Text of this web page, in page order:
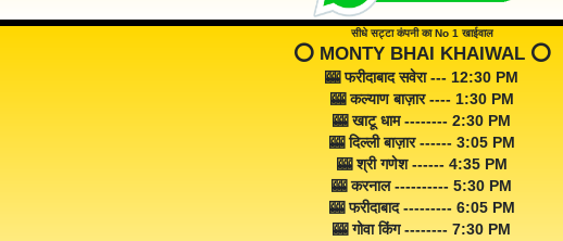
सीधे सट्टा कंपनी का No 1 खाईवाल
⭕️ MONTY BHAI KHAIWAL ⭕️
🎰 फरीदाबाद सवेरा --- 12:30 PM
🎰 कल्याण बाज़ार ---- 1:30 PM
🎰 खाटू धाम -------- 2:30 PM
🎰 दिल्ली बाज़ार ------ 3:05 PM
🎰 श्री गणेश ------ 4:35 PM
🎰 करनाल ---------- 5:30 PM
🎰 फरीदाबाद --------- 6:05 PM
🎰 गोवा किंग -------- 7:30 PM